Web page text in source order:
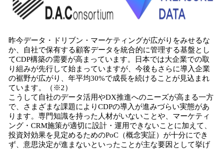
昨今データ・ドリブン・マーケティングが広がりをみせるな
か、自社で保有する顧客データを統合的に管理する基盤とし
てCDP構築の需要が高まっています。日本では大企業での取
り組みが先行して始まっていますが、今後もさらに導入企業
の裾野が広がり、年平均30%で成長を続けることが見込まれ
ています。（※2）
こうして自社のデータ活用やDX推進へのニーズが高まる一方
で、さまざまな課題によりCDPの導入が進みづらい実態があ
ります。専門知識を持った人材がいないことや、マーケティ
ング・CRM施策が適切に設計・運用できないことに加えて、
投資対効果を見定めるためのPoC（概念実証）が十分にでき
ず、意思決定が進まないといったことが主な要因として挙げ